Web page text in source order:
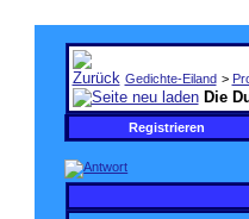
Gedichte-Eiland >
Die
Registrieren